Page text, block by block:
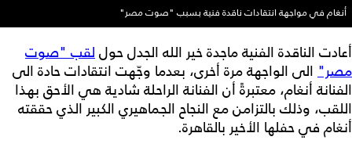
أنغام في مواجهة انتقادات ناقدة فنية بسبب "صوت مصر"
أعادت الناقدة الفنية ماجدة خير الله الجدل حوللقب "صوت
مصر" الى الواجهة مرة أخرى، بعدما وجّهت انتقادات حادة الى
الفنانة أنغام، معتبرةً أن الفنانة الراحلة شادية هي الأحق بهذا
اللقب، وذلك بالتزامن مع النجاح الجماهيري الكبير الذي حققته
أنغام في حفلها الأخير بالقاهرة.